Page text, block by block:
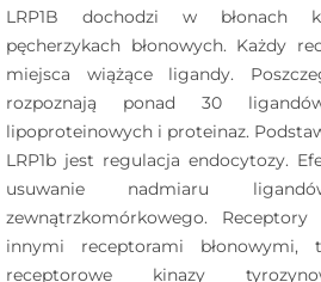
LRP1B dochodzi w błonach
pęcherzykach błonowych. Każdy
miejsca wiążące ligandy.
rozpoznają ponad 30
lipoproteinowych i proteinaz.
LRP1b jest regulacja endocytozy.
usuwanie nadmiaru
zewnątrzkomórkowego.
innymi receptorami
receptorowe kinazy